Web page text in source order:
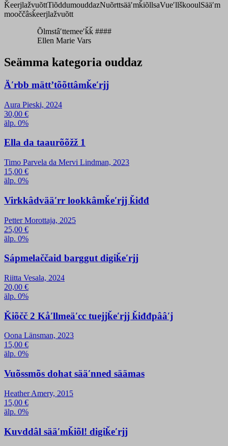
ǨeerjlažvuõttTiõddumouddazNuõrttsääʹmǩiõllsaVueʹllškooulSääʹm
mooččâsǩeerjlažvuõtt
Õlmstâʹttemeeʹǩǩ ####
Ellen Marie Vars
Seämma kategoria ouddaz
Äʹrbb mättʼtõõttâmǩeʹrjj
Aura Pieski, 2024
30,00 €
älp. 0%
Ella da taaurõõžž 1
Timo Parvela da Mervi Lindman, 2023
15,00 €
älp. 0%
Virkkâdvääʹrr lookkâmǩeʹrjj ǩiđđ
Petter Morottaja, 2025
25,00 €
älp. 0%
Sápmelaččaid barggut digiǩeʹrjj
Riitta Vesala, 2024
20,00 €
älp. 0%
Ǩiõčč 2 Kåʹllmeäʹcc tuejjǩeʹrjj ǩiđđpââʹj
Oona Länsman, 2023
15,00 €
älp. 0%
Vuõssmõs dohat sääʹnned säämas
Heather Amery, 2015
15,00 €
älp. 0%
Kuvddâl sääʹmǩiõl! digiǩeʹrjj